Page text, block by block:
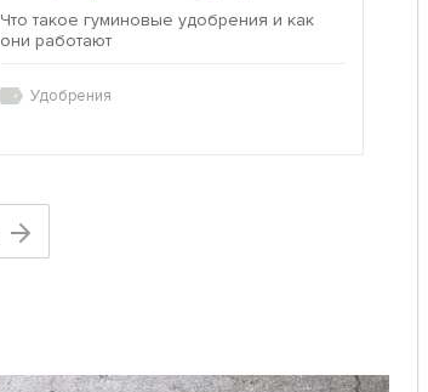
Что такое гуминовые удобрения и как
они работают
Удобрения